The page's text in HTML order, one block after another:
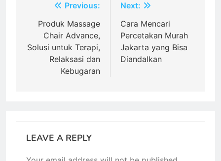
navigation
Previous:
Produk Massage
Chair Advance,
Solusi untuk Terapi,
Relaksasi dan
Kebugaran
Next:
Cara Mencari
Percetakan Murah
Jakarta yang Bisa
Diandalkan
LEAVE A REPLY